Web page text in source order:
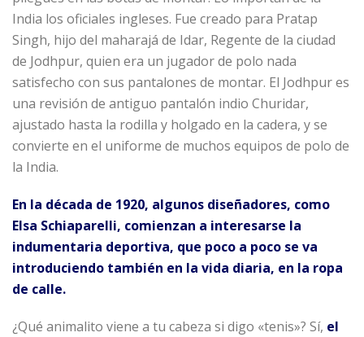
India los oficiales ingleses. Fue creado para Pratap
Singh, hijo del maharajá de Idar, Regente de la ciudad
de Jodhpur, quien era un jugador de polo nada
satisfecho con sus pantalones de montar. El Jodhpur es
una revisión de antiguo pantalón indio Churidar,
ajustado hasta la rodilla y holgado en la cadera, y se
convierte en el uniforme de muchos equipos de polo de
la India.
En la década de 1920, algunos diseñadores, como
Elsa Schiaparelli, comienzan a interesarse la
indumentaria deportiva, que poco a poco se va
introduciendo también en la vida diaria, en la ropa
de calle.
¿Qué animalito viene a tu cabeza si digo «tenis»? Sí, el